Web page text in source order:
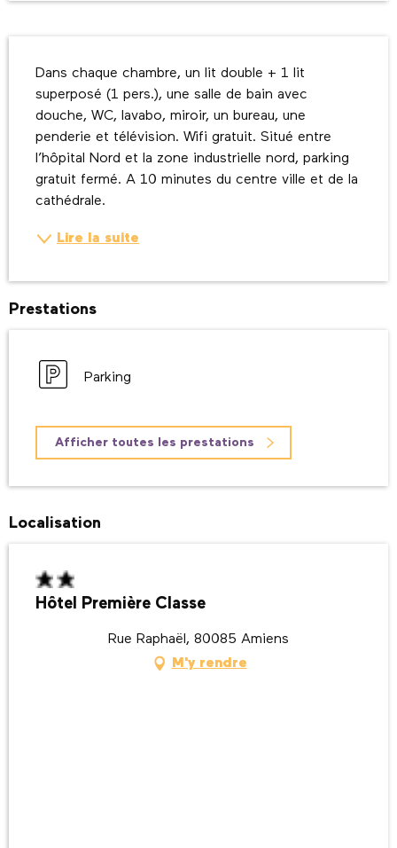
Dans chaque chambre, un lit double + 1 lit
superposé (1 pers.), une salle de bain avec
douche, WC, lavabo, miroir, un bureau, une
penderie et télévision. Wifi gratuit. Situé entre
l’hôpital Nord et la zone industrielle nord, parking
gratuit fermé. A 10 minutes du centre ville et de la
cathédrale.
Lire la suite
Prestations
Parking
Afficher toutes les prestations
Localisation
Hôtel Première Classe
Rue Raphaël, 80085 Amiens
M'y rendre